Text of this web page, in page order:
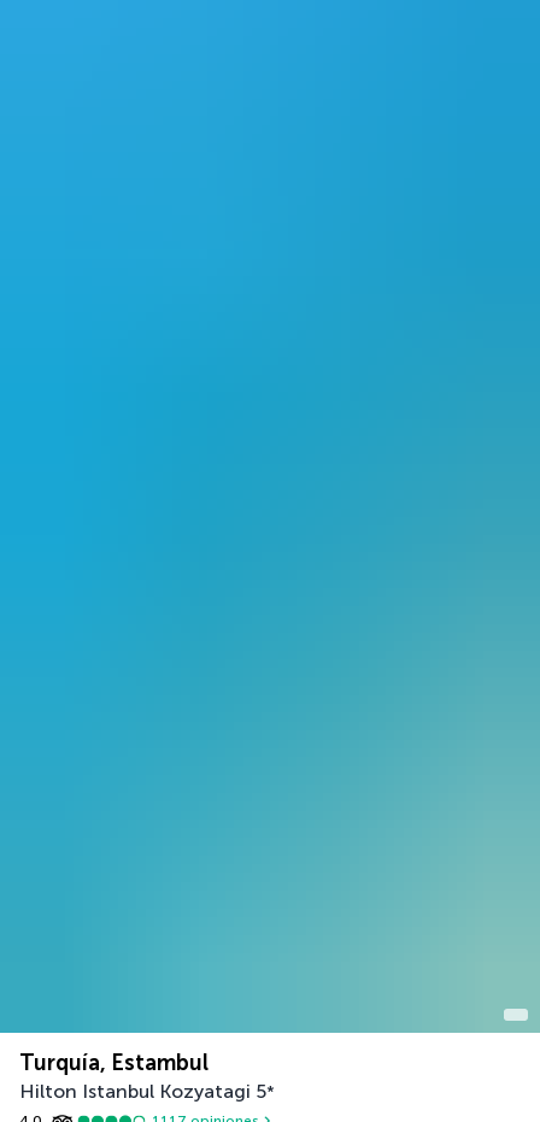
Turquía, Estambul
Hilton Istanbul Kozyatagi 5*